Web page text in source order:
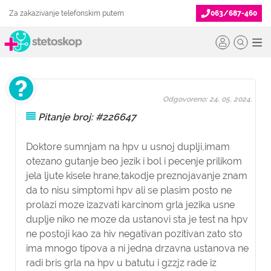
Za zakazivanje telefonskim putem 063/687-460
Pitanje broj: #226647
Doktore sumnjam na hpv u usnoj duplji,imam
otezano gutanje beo jezik i bol i pecenje prilikom
jela ljute kisele hrane,takodje preznojavanje znam
da to nisu simptomi hpv ali se plasim posto ne
prolazi moze izazvati karcinom grla jezika usne
duplje niko ne moze da ustanovi sta je test na hpv
ne postoji kao za hiv negativan pozitivan zato sto
ima mnogo tipova a ni jedna drzavna ustanova ne
radi bris grla na hpv u batutu i gzzjz rade iz
Odgovoreno: 24. 05. 2024.